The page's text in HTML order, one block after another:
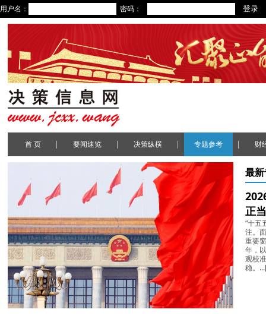
用户名： 密码：
首 页 要闻速览 决策纵横 专题参考 财
最
正
“十五
注。
重要
年，
观校
稳。...